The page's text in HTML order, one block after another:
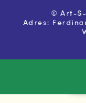
© Art-
Adres: